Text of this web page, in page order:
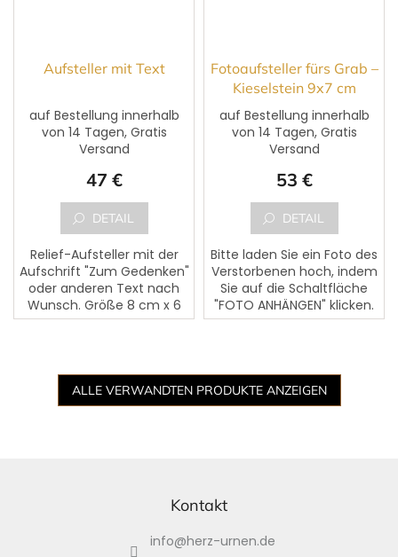
Aufsteller mit Text
auf Bestellung innerhalb
von 14 Tagen, Gratis
Versand
47 €
DETAIL
Relief-Aufsteller mit der
Aufschrift "Zum Gedenken"
oder anderen Text nach
Wunsch. Größe 8 cm x 6
cm.
Fotoaufsteller fürs Grab –
Kieselstein 9x7 cm
durchschnittliche
Sternen.
auf Bestellung innerhalb
von 14 Tagen, Gratis
Versand
53 €
DETAIL
Bitte laden Sie ein Foto des
Verstorbenen hoch, indem
Sie auf die Schaltfläche
"FOTO ANHÄNGEN" klicken.
Dem Foto kann ein Text
ALLE VERWANDTEN PRODUKTE ANZEIGEN
Kontakt
info@herz-urnen.de